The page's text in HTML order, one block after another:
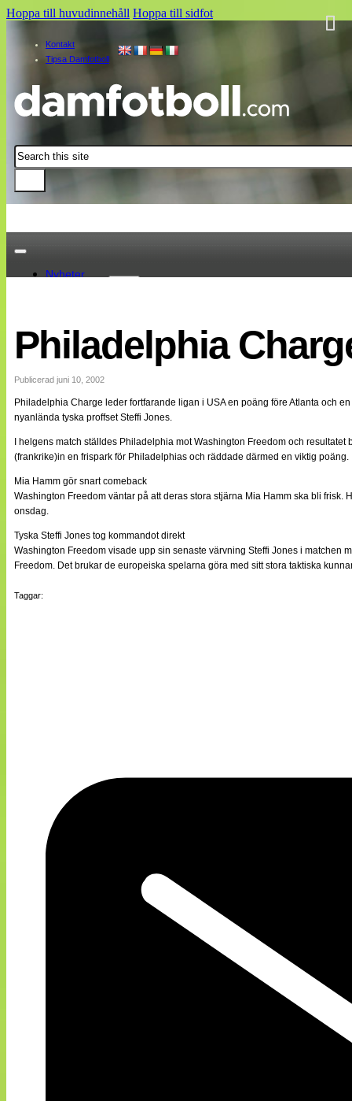
Hoppa till huvudinnehåll Hoppa till sidfot
Kontakt
Tipsa Damfotboll
Sök
Nyheter
Landslaget
EM 2013
Internationellt
Bildreportage
Bloggar
Lagen
Webb-TV
Medlemsbilder
Till klubbkassan
NÄTverket
Annonsera
Statistik
Philadelphia
Publicerad juni 10, 2002
Philadelphia Charge leder fortfarande ligan i USA en poäng före Atlanta och
nyanlända tyska proffset Steffi Jones.
I helgens match ställdes Philadelphia mot Washington Freedom och
(frankrike)in en frispark för Philadelphias och räddade därmed en viktig poäng.
Mia Hamm gör snart comeback
Washington Freedom väntar på att deras stora stjärna Mia Hamm ska bli
onsdag.
Tyska Steffi Jones tog kommandot direkt
Washington Freedom visade upp sin senaste värvning Steffi Jones i matchen
Freedom. Det brukar de europeiska spelarna göra med sitt stora taktiska
Taggar: